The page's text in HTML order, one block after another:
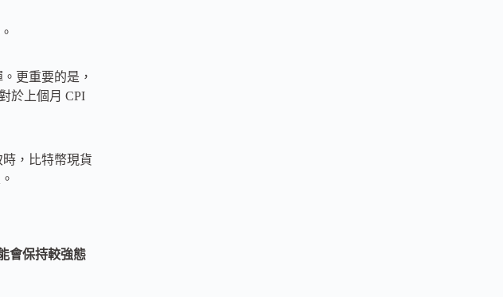
更重要的是，
於上個月 CPI
時，比特幣現貨
會保持較強態